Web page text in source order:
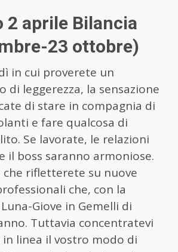
2 aprile Bilancia
23 ottobre)
in cui proverete un
di leggerezza, la sensazione
di stare in compagnia di
e fare qualcosa di
Se lavorate, le relazioni
il boss saranno armoniose.
che rifletterete su nuove
che, con la
Giove in Gemelli di
Tuttavia concentratevi
in linea il vostro modo di